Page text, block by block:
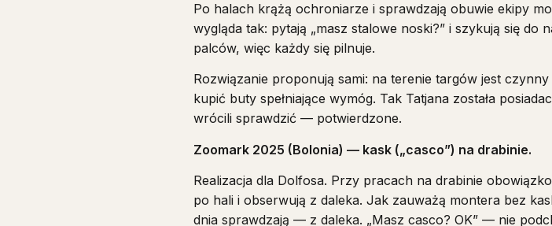
Po halach krążą ochroniarze i sprawdzają obuwie ekipy
wygląda tak: pytają „masz stalowe noski?” i szykują się do
palców, więc każdy się pilnuje.
Rozwiązanie proponują sami: na terenie targów jest
kupić buty spełniające wymóg. Tak Tatjana została
wrócili sprawdzić — potwierdzone.
Zoomark 2025 (Bolonia) — kask („casco”) na drabinie.
Realizacja dla Dolfosa. Przy pracach na drabinie
po hali i obserwują z daleka. Jak zauważą montera bez
dnia sprawdzają — z daleka. „Masz casco? OK” — nie